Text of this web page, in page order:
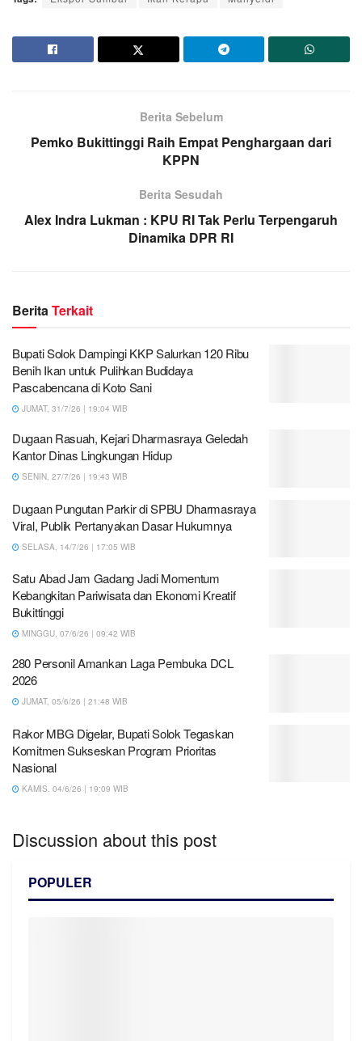
Berita Sebelum
Pemko Bukittinggi Raih Empat Penghargaan dari
KPPN
Berita Sesudah
Alex Indra Lukman : KPU RI Tak Perlu Terpengaruh
Dinamika DPR RI
BeritaTerkait
Bupati Solok Dampingi KKP Salurkan 120 Ribu
Benih Ikan untuk Pulihkan Budidaya
Pascabencana di Koto Sani
JUMAT, 31/7/26 | 19:04 WIB
Dugaan Rasuah, Kejari Dharmasraya Geledah
Kantor Dinas Lingkungan Hidup
SENIN, 27/7/26 | 19:43 WIB
Dugaan Pungutan Parkir di SPBU Dharmasraya
Viral, Publik Pertanyakan Dasar Hukumnya
SELASA, 14/7/26 | 17:05 WIB
Satu Abad Jam Gadang Jadi Momentum
Kebangkitan Pariwisata dan Ekonomi Kreatif
Bukittinggi
MINGGU, 07/6/26 | 09:42 WIB
280 Personil Amankan Laga Pembuka DCL
2026
JUMAT, 05/6/26 | 21:48 WIB
Rakor MBG Digelar, Bupati Solok Tegaskan
Komitmen Sukseskan Program Prioritas
Nasional
KAMIS, 04/6/26 | 19:09 WIB
Discussion about this post
POPULER